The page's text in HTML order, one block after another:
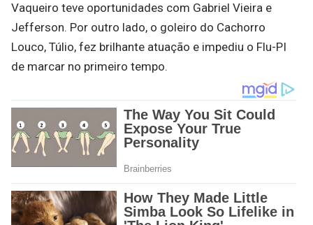
Vaqueiro teve oportunidades com Gabriel Vieira e
Jefferson. Por outro lado, o goleiro do Cachorro
Louco, Túlio, fez brilhante atuação e impediu o Flu-PI
de marcar no primeiro tempo.